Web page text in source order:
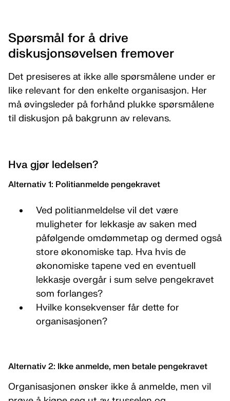
Spørsmål for å drive
diskusjonsøvelsen fremover
Det presiseres at ikke alle spørsmålene under er
like relevant for den enkelte organisasjon. Her
må øvingsleder på forhånd plukke spørsmålene
til diskusjon på bakgrunn av relevans.
Hva gjør ledelsen?
Alternativ 1: Politianmelde pengekravet
Ved politianmeldelse vil det være
muligheter for lekkasje av saken med
påfølgende omdømmetap og dermed også
store økonomiske tap. Hva hvis de
økonomiske tapene ved en eventuell
lekkasje overgår i sum selve pengekravet
som forlanges?
Hvilke konsekvenser får dette for
organisasjonen?
Alternativ 2: Ikke anmelde, men betale pengekravet
Organisasjonen ønsker ikke å anmelde, men vil